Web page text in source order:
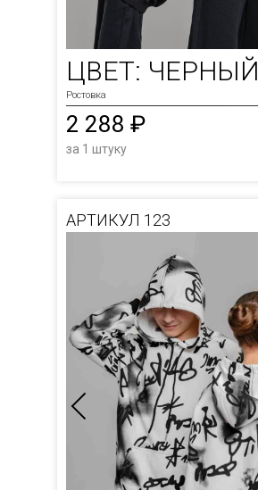
ЦВЕТ: ЧЕРНЫЙ
Ростовка
2 288 ₽
за 1 штуку
АРТИКУЛ 123